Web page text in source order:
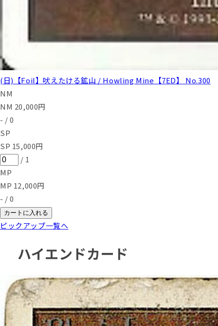
(日)【Foil】吠えたける鉱山 / Howling Mine【7ED】 No.300
NM
NM 20,000円
- / 0
SP
SP 15,000円
/ 1
MP
MP 12,000円
- / 0
カートに入れる
ピックアップ一覧へ
ハイエンドカード